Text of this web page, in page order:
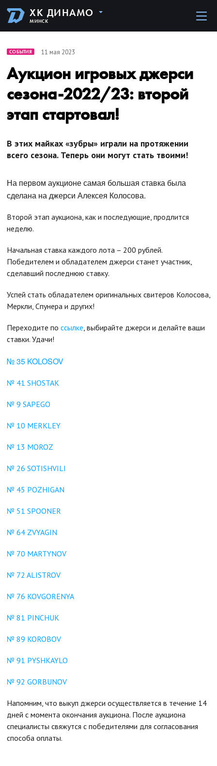
ХК ДИНАМО
МИНСК
СОБЫТИЯ 11 мая 2023
Аукцион игровых джерси
сезона-2022/23: второй
этап стартовал!
В этих майках «зубры» играли на протяжении
всего сезона. Теперь они могут стать твоими!
На первом аукционе самая большая ставка была
сделана на джерси Алексея Колосова.
Второй этап аукциона, как и последующие, продлится
неделю.
Начальная ставка каждого лота – 200 рублей.
Победителем и обладателем джерси станет участник,
сделавший последнюю ставку.
Успей стать обладателем оригинальных свитеров Колосова,
Меркли, Спунера и других!
Переходите по ссылке, выбирайте джерси и делайте ваши
ставки. Удачи!
№ 35 KOLOSOV
№ 41 SHOSTAK
№ 9 SAPEGO
№ 10 MERKLEY
№ 13 MOROZ
№ 26 SOTISHVILI
№ 45 POZHIGAN
№ 51 SPOONER
№ 64 ZVYAGIN
№ 70 MARTYNOV
№ 72 ALISTROV
№ 76 KOVGORENYA
№ 81 PINCHUK
№ 89 KOROBOV
№ 91 PYSHKAYLO
№ 92 GORBUNOV
Напомним, что выкуп джерси осуществляется в течение 14
дней с момента окончания аукциона. После аукциона
специалисты свяжутся с победителями для согласования
способа оплаты.